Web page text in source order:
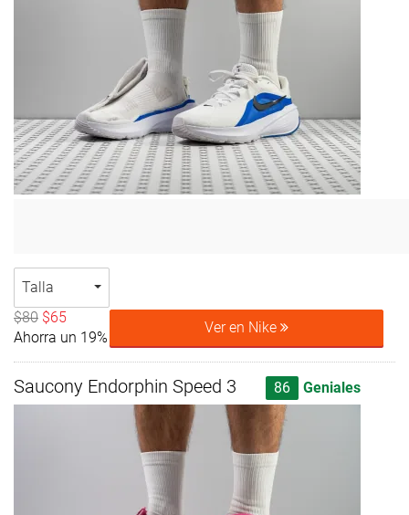
Talla
$80 $65
Ahorra un 19%
Ver en Nike
Saucony Endorphin Speed 3 86 Geniales